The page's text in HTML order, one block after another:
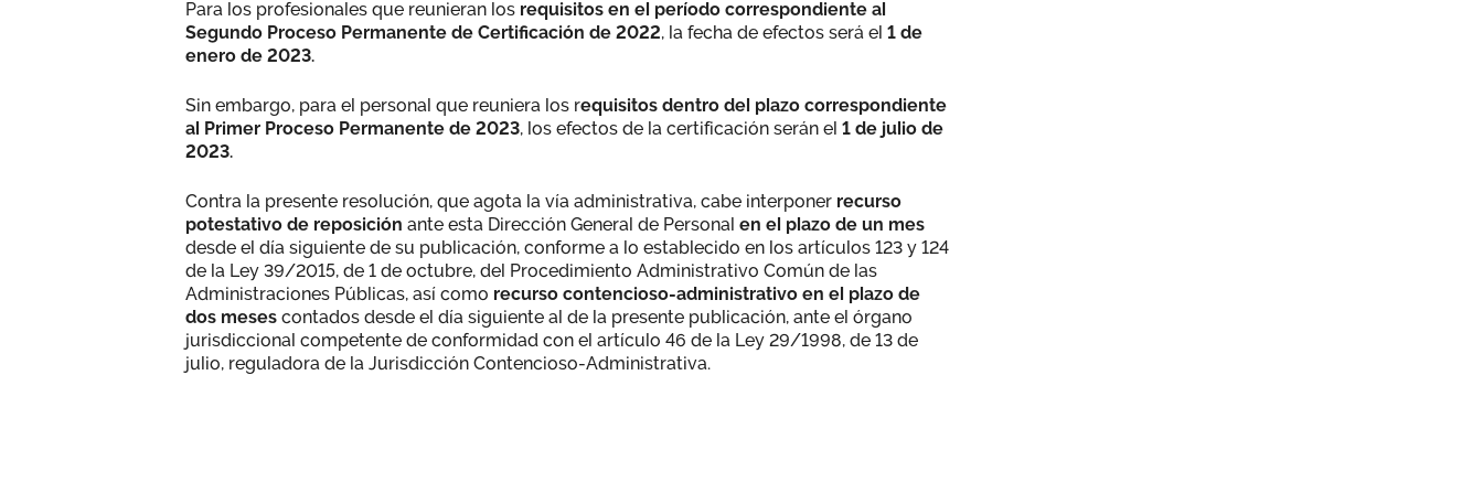
Para los profesionales que reunieran los requisitos en el período correspondiente al
Segundo Proceso Permanente de Certificación de 2022, la fecha de efectos será el 1 de
enero de 2023.
Sin embargo, para el personal que reuniera los requisitos dentro del plazo correspondiente
al Primer Proceso Permanente de 2023, los efectos de la certificación serán el 1 de julio de
2023.
Contra la presente resolución, que agota la vía administrativa, cabe interponer recurso
potestativo de reposición ante esta Dirección General de Personal en el plazo de un mes
desde el día siguiente de su publicación, conforme a lo establecido en los artículos 123 y 124
de la Ley 39/2015, de 1 de octubre, del Procedimiento Administrativo Común de las
Administraciones Públicas, así como recurso contencioso-administrativo en el plazo de
dos meses contados desde el día siguiente al de la presente publicación, ante el órgano
jurisdiccional competente de conformidad con el artículo 46 de la Ley 29/1998, de 13 de
julio, reguladora de la Jurisdicción Contencioso-Administrativa.